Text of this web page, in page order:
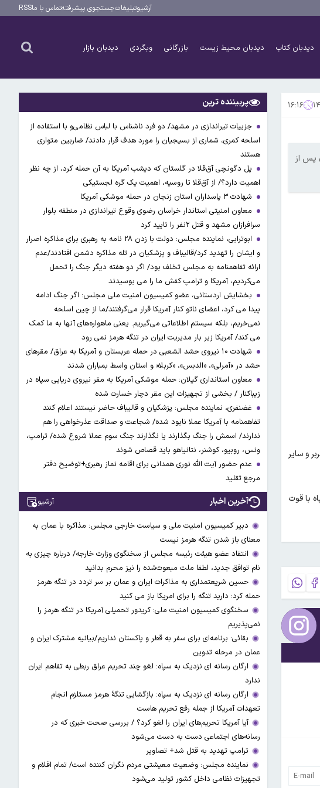
آرشیوتبلیغاتجستجوی پیشرفتهتماس با ماRSS
دیدبان کتاب دیدبان محیط زیست بازرگانی وبگردی دیدبان بازار
۱۶:۱۶
تجاری پس از
کانتینربر و سایر
با قوت
پربیننده ترین
جزییات تیراندازی در مشهد/ دو فرد ناشناس با لباس نظامی‌و با استفاده از
اسلحه کمری، شماری از بسیجیان را مورد هدف قرار دادند/ ضاربین متواری
هستند
پل دگونچی آق‌قلا در گلستان که دیشب آمریکا به آن حمله کرد، از چه نظر
اهمیت دارد؟/ از آق‌قلا تا روسیه، اهمیت یک گره لجستیکی
شهادت ۳ ‌پاسداران استان زنجان در حمله موشکی آمریکا
معاون امنیتی استاندار خراسان رضوی وقوع تیراندازی در منطقه بلوار
سرافرازان مشهد و قتل ۲نفر را تایید کرد
ابوترابی، نماینده مجلس: دولت با زدن ۲۸ نامه به رهبری برای مذاکره اصرار
و ایشان را تهدید کرد/قالیباف و پزشکیان در تله مذاکره دشمن افتادند/عدم
ارائه تفاهمنامه به مجلس تخلف بود/ اگر دو هفته دیگر جنگ را تحمل
می‌کردیم، آمریکا و ترامپ کفش ما را می بوسیدند
بخشایش اردستانی، عضو کمیسیون امنیت ملی مجلس: اگر جنگ ادامه
پیدا می کرد، اعضای ناتو کنار آمریکا قرار می‌گرفتند/ما از چین اسلحه
نمی‌خریم، بلکه سیستم اطلاعاتی می‌گیریم. یعنی ماهواره‌های آنها به ما کمک
می کند/ آمریکا زیر بار مدیریت ایران در تنگه هرمز نمی رود
شهادت ۱۰ نیروی حشد الشعبی در حمله عربستان و آمریکا به عراق/ مقرهای
حشد در »آمرلی»، «الدبس»، «کربلا« و استان واسط بمباران شدند
معاون استانداری گیلان: حمله موشکی آمریکا به مقر نیروی دریایی سپاه در
زیباکنار / بخشی از تجهیزات این مقر دچار خسارت شده
غضنفری، نماینده مجلس: پزشکیان و قالیباف حاضر نیستند اعلام کنند
تفاهمنامه با آمریکا عملا نابود شده/ شجاعت و صداقت عذرخواهی را هم
ندارند/ اسمش را جنگ بگذارند یا نگذارند جنگ سوم عملا شروع شده/ ترامپ،
ونس، روبیو، کوشنر، نتانیاهو باید قصاص شوند
عدم حضور آیت الله نوری همدانی برای اقامه نماز رهبری+توضیح دفتر
مرجع تقلید
آخرین اخبار آرشیو
دبیر کمیسیون امنیت ملی و سیاست خارجی مجلس: مذاکره با عمان به
معنای باز شدن تنگه هرمز نیست
انتقاد عضو هیئت رئیسه مجلس از سخنگوی وزارت خارجه/ درباره چیزی به
نام توافق جدید، لطفا ملت مبعوث‌شده را نیز محرم بدانید
حسین شریعتمداری به مذاکرات ایران و عمان بر سر تردد در تنگه هرمز
حمله کرد: دارید تنگه را برای امریکا باز می کنید
سخنگوی کمیسیون امنیت ملی: کریدور تحمیلی آمریکا در تنگه هرمز را
نمی‌پذیریم
بقائی: برنامه‌ای برای سفر به قطر و پاکستان نداریم/بیانیه مشترک ایران و
عمان در مرحله تدوین
ارگان رسانه ای نزدیک به سپاه: لغو چند تحریم عراق ربطی به تفاهم ایران
ندارد
ارگان رسانه ای نزدیک به سپاه: بازگشایی تنگۀ هرمز مستلزم انجام
تعهدات آمریکا از جمله رفع تحریم هاست
آیا آمریکا تحریم‌های ایران را لغو کرد؟ / بررسی صحت خبری که در
رسانه‌های اجتماعی دست به دست می‌شود
ترامپ تهدید به قتل شد+ تصاویر
نماینده مجلس: وضعیت معیشتی مردم نگران کننده است/ تمام اقلام و
تجهیزات نظامی داخل کشور تولید می‌شود